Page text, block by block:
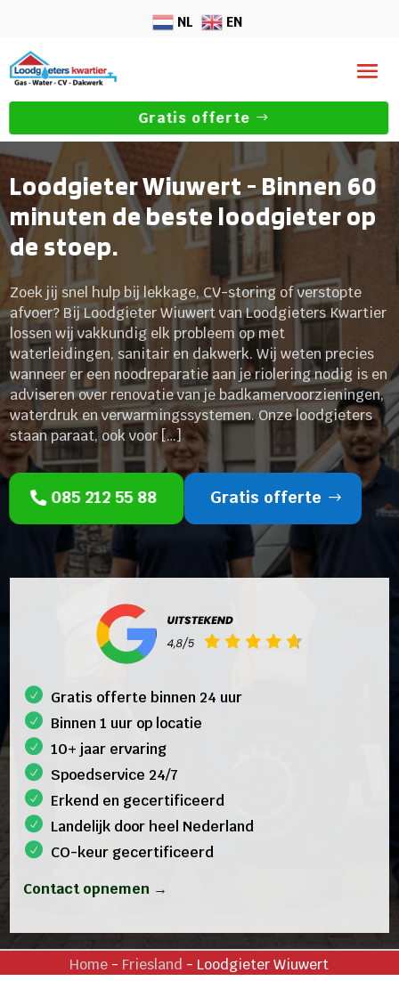
NL EN
Gratis offerte
Loodgieter Wiuwert - Binnen 60
minuten de beste loodgieter op
de stoep.
Zoek jij snel hulp bij lekkage, CV-storing of verstopte
afvoer? Bij Loodgieter Wiuwert van Loodgieters Kwartier
lossen wij vakkundig elk probleem op met
waterleidingen, sanitair en dakwerk. Wij weten precies
wanneer er een noodreparatie aan je riolering nodig is en
adviseren over renovatie van je badkamervoorzieningen,
waterdruk en verwarmingssystemen. Onze loodgieters
staan paraat, ook voor […]
085 212 55 88 Gratis offerte
Gratis offerte binnen 24 uur
Binnen 1 uur op locatie
10+ jaar ervaring
Spoedservice 24/7
Erkend en gecertificeerd
Landelijk door heel Nederland
CO-keur gecertificeerd
Contact opnemen →
Home - Friesland - Loodgieter Wiuwert